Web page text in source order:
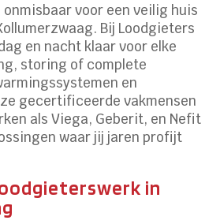
voor een veilig huis
Bij Loodgieters
en nacht klaar voor elke
storing of complete
en
gecertificeerde vakmensen
als Viega, Geberit, en Nefit
waar jij jaren profijt
in